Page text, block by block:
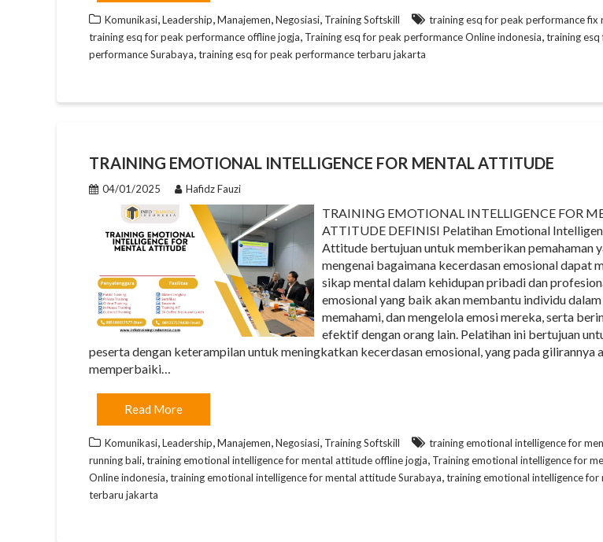
Komunikasi,Leadership,Manajemen,Negosiasi, Training Softskill training esq for peak performance fix
training esq for peak performance offline jogja, Training esq for peak performance Online indonesia,training esq
performance Surabaya,training esq for peak performance terbaru jakarta
TRAINING EMOTIONAL INTELLIGENCE FOR MENTAL ATTITUDE
04/01/2025 Hafidz Fauzi
TRAINING EMOTIONAL INTELLIGENCE FOR
ATTITUDE DEFINISI Pelatihan Emotional
Attitude bertujuan untuk memberikan pemahaman
mengenai bagaimana kecerdasan emosional dapat
sikap mental dalam kehidupan pribadi dan
emosional yang baik akan membantu individu
memahami, dan mengelola emosi mereka, serta
efektif dengan orang lain. Pelatihan ini bertujuan
peserta dengan keterampilan untuk meningkatkan kecerdasan emosional, yang pada gilirannya
memperbaiki…
Read More
Komunikasi,Leadership,Manajemen,Negosiasi, Training Softskill
training emotional intelligence for
running bali,training emotional intelligence for mental attitude offline jogja, Training emotional intelligence for
Online indonesia,training emotional intelligence for mental attitude Surabaya,training emotional intelligence
terbaru jakarta